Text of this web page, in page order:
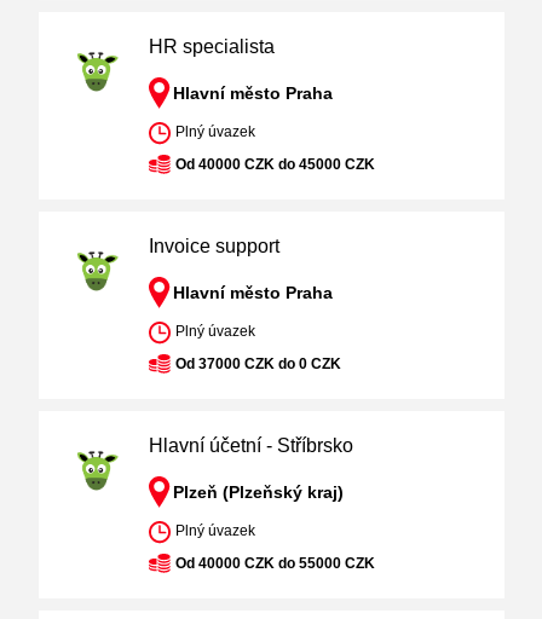
HR specialista
Hlavní město Praha
Plný úvazek
Od 40000 CZK do 45000 CZK
Invoice support
Hlavní město Praha
Plný úvazek
Od 37000 CZK do 0 CZK
Hlavní účetní - Stříbrsko
Plzeň (Plzeňský kraj)
Plný úvazek
Od 40000 CZK do 55000 CZK